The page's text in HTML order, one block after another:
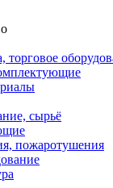
торговое
сырьё
пожаротушения